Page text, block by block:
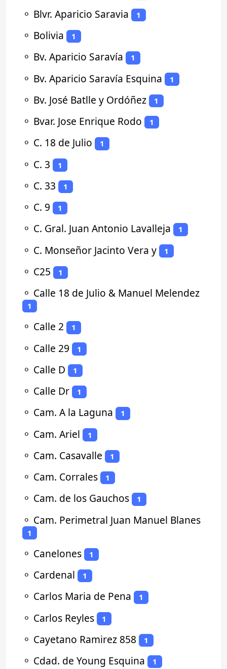
⚬ Blvr. Aparicio Saravia 1
⚬ Bolivia 1
⚬ Bv. Aparicio Saravía 1
⚬ Bv. Aparicio Saravía Esquina 1
⚬ Bv. José Batlle y Ordóñez 1
⚬ Bvar. Jose Enrique Rodo 1
⚬ C. 18 de Julio 1
⚬ C. 3 1
⚬ C. 33 1
⚬ C. 9 1
⚬ C. Gral. Juan Antonio Lavalleja 1
⚬ C. Monseñor Jacinto Vera y 1
⚬ C25 1
⚬ Calle 18 de Julio & Manuel Melendez
1
⚬ Calle 2 1
⚬ Calle 29 1
⚬ Calle D 1
⚬ Calle Dr 1
⚬ Cam. A la Laguna 1
⚬ Cam. Ariel 1
⚬ Cam. Casavalle 1
⚬ Cam. Corrales 1
⚬ Cam. de los Gauchos 1
⚬ Cam. Perimetral Juan Manuel Blanes
1
⚬ Canelones 1
⚬ Cardenal 1
⚬ Carlos Maria de Pena 1
⚬ Carlos Reyles 1
⚬ Cayetano Ramirez 858 1
⚬ Cdad. de Young Esquina 1